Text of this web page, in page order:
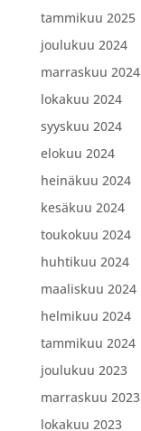
tammikuu 2025
joulukuu 2024
marraskuu 2024
lokakuu 2024
syyskuu 2024
elokuu 2024
heinäkuu 2024
kesäkuu 2024
toukokuu 2024
huhtikuu 2024
maaliskuu 2024
helmikuu 2024
tammikuu 2024
joulukuu 2023
marraskuu 2023
lokakuu 2023